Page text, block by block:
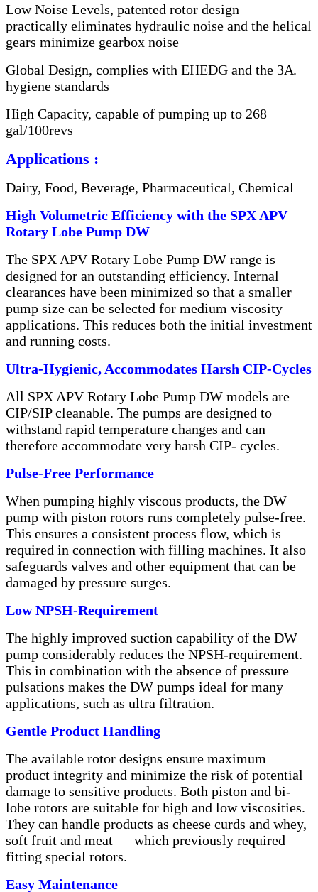
Low Noise Levels, patented rotor design
practically eliminates hydraulic noise and the helical
gears minimize gearbox noise
.
Global Design, complies with EHEDG and the 3A
hygiene standards
High Capacity, capable of pumping up to 268
gal/100revs
Applications :
Dairy, Food, Beverage, Pharmaceutical, Chemical
High Volumetric Efficiency with the SPX APV
Rotary Lobe Pump DW
The SPX APV Rotary Lobe Pump DW range is
designed for an outstanding efficiency. Internal
clearances have been minimized so that a smaller
pump size can be selected for medium viscosity
applications. This reduces both the initial investment
and running costs.
Ultra-Hygienic, Accommodates Harsh CIP-Cycles
All SPX APV Rotary Lobe Pump DW models are
CIP/SIP cleanable. The pumps are designed to
withstand rapid temperature changes and can
therefore accommodate very harsh CIP- cycles.
Pulse-Free Performance
When pumping highly viscous products, the DW
pump with piston rotors runs completely pulse-free.
This ensures a consistent process flow, which is
required in connection with filling machines. It also
safeguards valves and other equipment that can be
damaged by pressure surges.
Low NPSH-Requirement
The highly improved suction capability of the DW
pump considerably reduces the NPSH-requirement.
This in combination with the absence of pressure
pulsations makes the DW pumps ideal for many
applications, such as ultra filtration.
Gentle Product Handling
The available rotor designs ensure maximum
product integrity and minimize the risk of potential
damage to sensitive products. Both piston and bi-
lobe rotors are suitable for high and low viscosities.
They can handle products as cheese curds and whey,
soft fruit and meat — which previously required
fitting special rotors.
Easy Maintenance